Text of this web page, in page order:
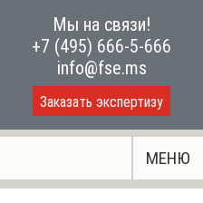
Мы на связи!
+7 (495) 666-5-666
info@fse.ms
Заказать экспертизу
МЕНЮ